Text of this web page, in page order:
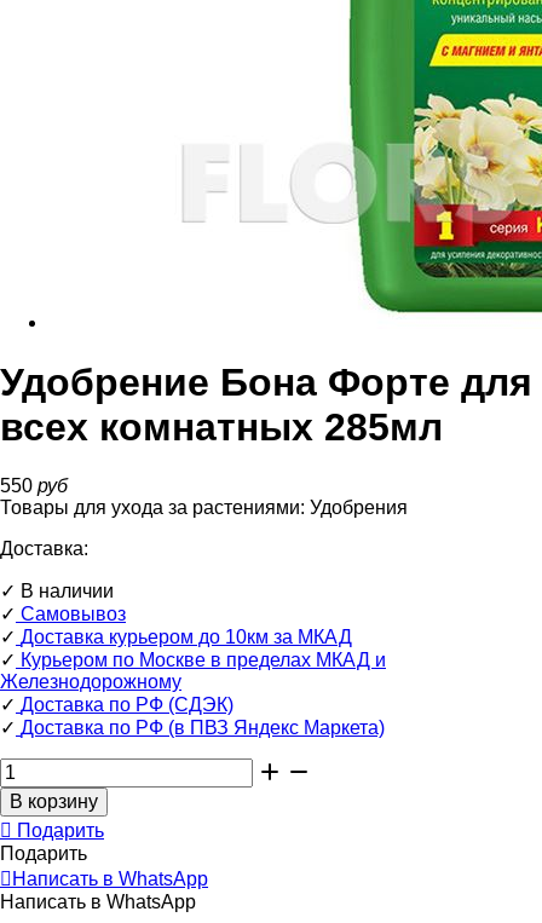
Удобрение Бона Форте для
всех комнатных 285мл
550 руб
Товары для ухода за растениями: Удобрения
Доставка:
✓ В наличии
✓ Самовывоз
✓ Доставка курьером до 10км за МКАД
✓ Курьером по Москве в пределах МКАД и
Железнодорожному
✓ Доставка по РФ (СДЭК)
✓ Доставка по РФ (в ПВЗ Яндекс Маркета)
Подарить
Подарить
Написать в WhatsApp
Написать в WhatsApp